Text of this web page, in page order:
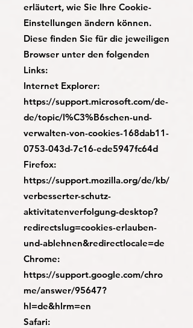
erläutert, wie Sie Ihre Cookie-
Einstellungen ändern können.
Diese finden Sie für die jeweiligen
Browser unter den folgenden
Links:
Internet Explorer:
https://support.microsoft.com/de-
de/topic/l%C3%B6schen-und-
verwalten-von-cookies-168dab11-
0753-043d-7c16-ede5947fc64d
Firefox:
https://support.mozilla.org/de/kb/
verbesserter-schutz-
aktivitatenverfolgung-desktop?
redirectslug=cookies-erlauben-
und-ablehnen&redirectlocale=de
Chrome:
https://support.google.com/chro
me/answer/95647?
hl=de&hlrm=en
Safari: